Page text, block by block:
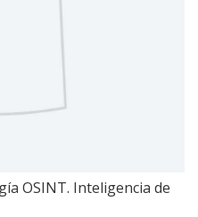
OSINT. Inteligencia de